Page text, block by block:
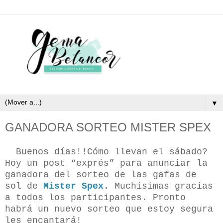
▼
GANADORA SORTEO MISTER SPEX
Buenos días!!Cómo llevan el sábado?
Hoy un post “exprés” para anunciar la
ganadora del sorteo de las gafas de
sol de Mister Spex . Muchísimas gracias
a todos los participantes. Pronto
habrá un nuevo sorteo que estoy segura
les encantará!